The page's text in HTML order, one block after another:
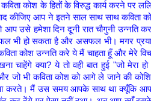
कोश के हितों के विरुद्ध कार्य करने पर
कीजिए आप ने इतने साल साथ साथ कविता
आप उसे हमेशा दिन दूनी रात चौगुनी उन्नति
भी हो सकता है और असफल भी। मगर
कोश उन्नति करे ये मैं चाहता हूँ और मेरे
चाहेंगे क्या? ये तो वही बात हुई "जो मेरा हो
जो भी कविता कोश को आगे ले जाने की
करते। मैं उस समय आपके साथ था क्यूँकि आप